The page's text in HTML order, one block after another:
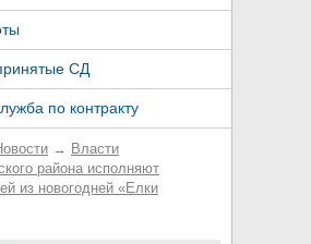
СД
по контракту
→ Власти
района исполняют
из новогодней «Елки